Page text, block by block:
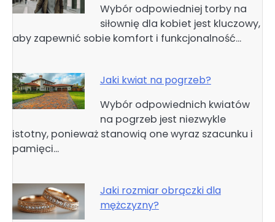
Wybór odpowiedniej torby na
siłownię dla kobiet jest kluczowy,
aby zapewnić sobie komfort i funkcjonalność…
Jaki kwiat na pogrzeb?
Wybór odpowiednich kwiatów
na pogrzeb jest niezwykle
istotny, ponieważ stanowią one wyraz szacunku i
pamięci…
Jaki rozmiar obrączki dla
mężczyzny?